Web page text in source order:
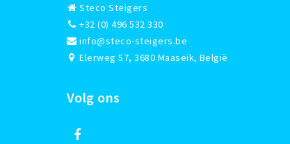
Steco Steigers
+32 (0) 496 532 330
info@steco-steigers.be
Elerweg 57, 3680 Maaseik, België
Volg ons